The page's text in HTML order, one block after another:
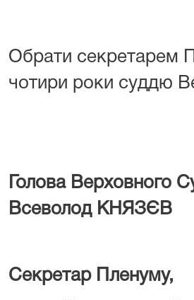
Обрати секретарем
чотири роки суддю
Голова
Всеволод КНЯЗЄВ
Секретар Пленуму,